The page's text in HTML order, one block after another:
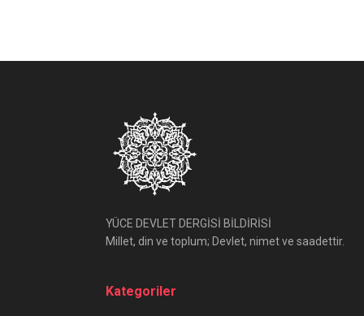
YÜCE DEVLET DERGİSİ BİLDİRİSİ
Millet, din ve toplum; Devlet, nimet ve saadettir.
Kategoriler